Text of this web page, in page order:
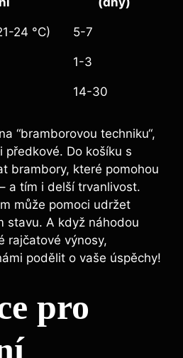
24 °C) 5-7
1-3
14-30
​“bramborovou‍ techniku“,
předkové.​ Do košíku⁢ s
brambory, které pomohou
a tím i delší trvanlivost.
může⁤ pomoci⁤ udržet​
⁤stavu. A když ⁤náhodou
rajčatové výnosy,⁣
podělit o vaše​ úspěchy!
pro